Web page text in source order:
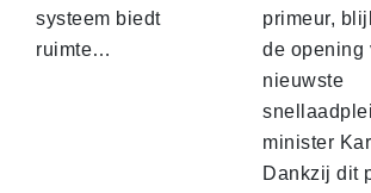
systeem biedt
ruimte…
primeur,
de opening
nieuwste
minister
Dankzij dit